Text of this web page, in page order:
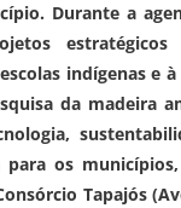
Durante a
indígenas e
da madeira
os
Tapajós